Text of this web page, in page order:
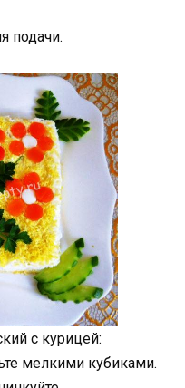
подачи.
с курицей:
мелкими кубиками.